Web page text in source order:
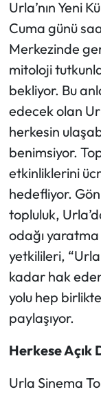
Urla’nın Yeni
Cuma günü
Merkezinde
mitoloji
bekliyor. Bu
edecek olan
herkesin
benimsiyor.
etkinliklerini
hedefliyor.
topluluk,
odağı yaratma
yetkilileri,
kadar hak
yolu hep
paylaşıyor.
Herkese Açık
Urla Sinema